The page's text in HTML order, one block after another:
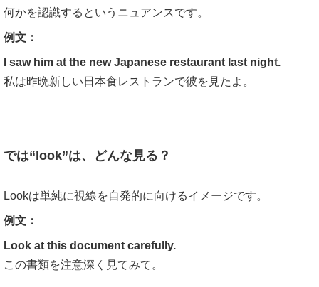
何かを認識するというニュアンスです。
例文：
I saw him at the new Japanese restaurant last night.
私は昨晩新しい日本食レストランで彼を見たよ。
では“look”は、どんな見る？
Lookは単純に視線を自発的に向けるイメージです。
例文：
Look at this document carefully.
この書類を注意深く見てみて。